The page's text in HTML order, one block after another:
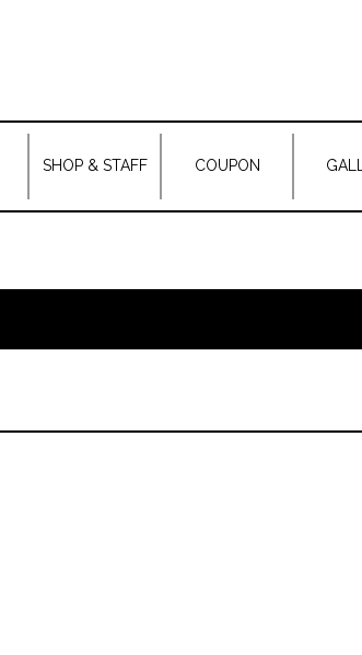
SHOP & STAFF COUPON